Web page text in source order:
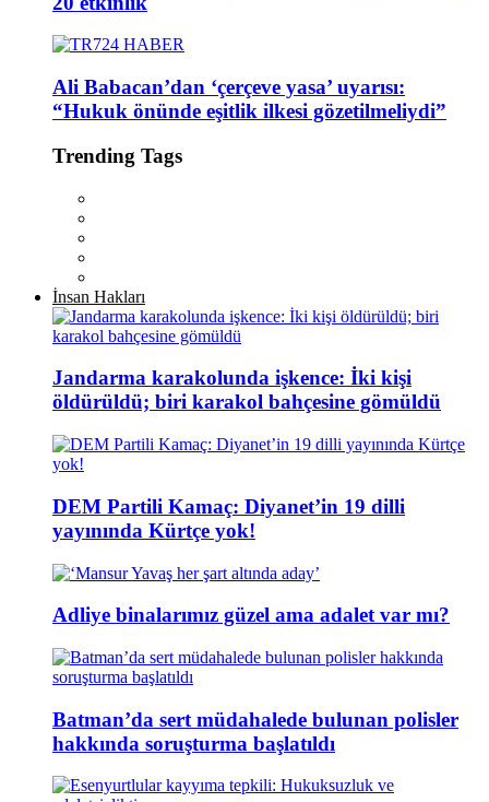
Ali Babacan’dan ‘çerçeve yasa’ uyarısı:
“Hukuk önünde eşitlik ilkesi gözetilmeliydi”
Trending Tags
İnsan Hakları
Jandarma karakolunda işkence: İki kişi
öldürüldü; biri karakol bahçesine gömüldü
DEM Partili Kamaç: Diyanet’in 19 dilli
yayınında Kürtçe yok!
Adliye binalarımız güzel ama adalet var mı?
Batman’da sert müdahalede bulunan polisler
hakkında soruşturma başlatıldı